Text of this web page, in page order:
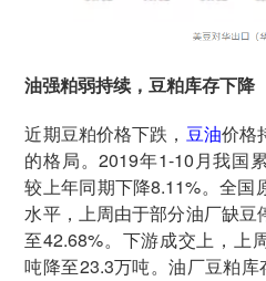
油强粕弱持续，豆粕库存下降
近期豆粕价格下跌， 豆油价格
的格局。2019年1-10月我国
较上年同期下降8.11%。全国
水平，上周由于部分油厂缺
至42.68%。下游成交上，上
吨降至23.3万吨。油厂豆粕